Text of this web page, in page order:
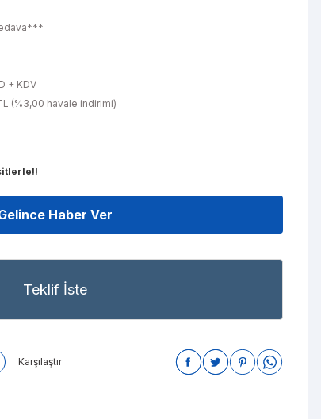
+ KDV
(%3,00 havale indirimi)
Haber Ver
Teklif İste
Karşılaştır